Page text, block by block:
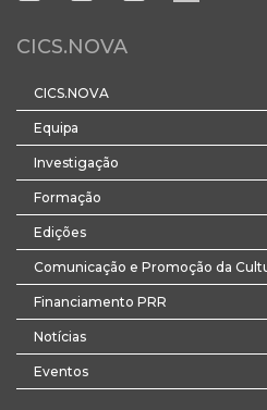
CICS.NOVA
CICS.NOVA
Equipa
Investigação
Formação
Edições
Comunicação e Promoção da
Financiamento PRR
Notícias
Eventos